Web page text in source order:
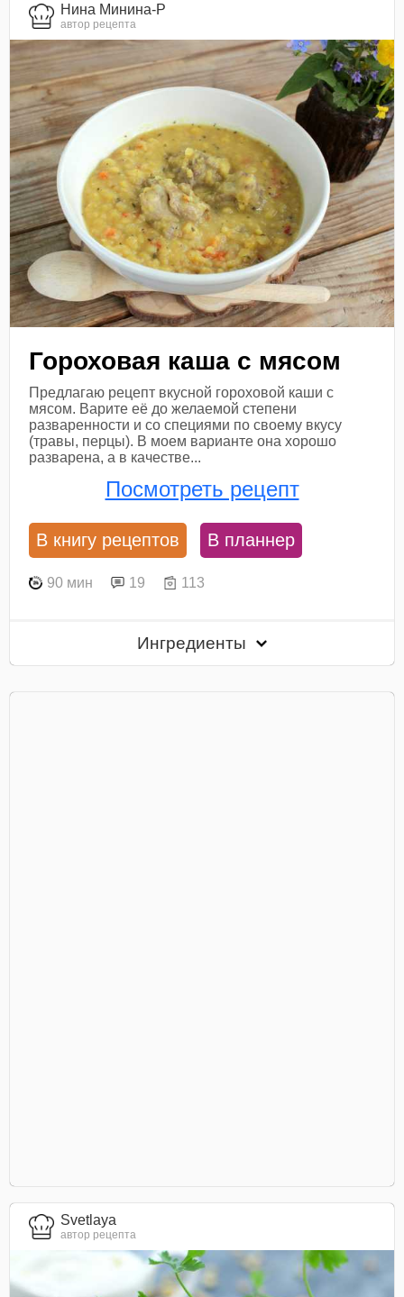
Нина Минина-Р
автор рецепта
Гороховая каша с мясом
Предлагаю рецепт вкусной гороховой каши с
мясом. Варите её до желаемой степени
разваренности и со специями по своему вкусу
(травы, перцы). В моем варианте она хорошо
разварена, а в качестве...
Посмотреть рецепт
В книгу рецептов В планнер
90 мин 19 113
Ингредиенты
Svetlaya
автор рецепта